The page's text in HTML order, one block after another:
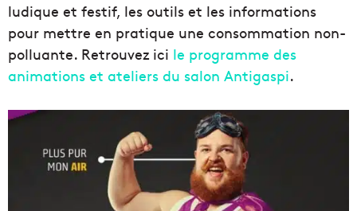
ludique et festif, les outils et les informations
pour mettre en pratique une consommation non-
polluante. Retrouvez ici le programme des
animations et ateliers du salon Antigaspi.